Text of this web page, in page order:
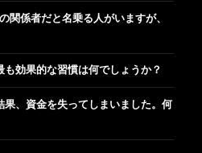
係者だと名乗る人がいますが、
効果的な習慣は何でしょうか？
果、資金を失ってしまいました。何